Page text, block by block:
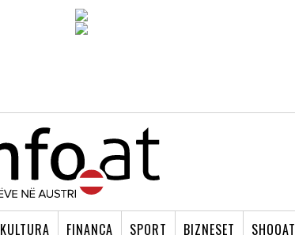
KULTURA FINANCA SPORT BIZNESET